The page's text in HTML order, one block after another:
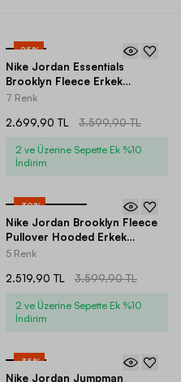
-25%
Nike Jordan Essentials
Brooklyn Fleece Erkek
Eşofman Altı
7 Renk
2.699,90 TL 3.599,90 TL
2 ve Üzerine Sepette Ek %10
İndirim
-30%
Nike Jordan Brooklyn Fleece
Pullover Hooded Erkek
Sweatshirt
5 Renk
2.519,90 TL 3.599,90 TL
2 ve Üzerine Sepette Ek %10
İndirim
-35%
Nike Jordan Jumpman